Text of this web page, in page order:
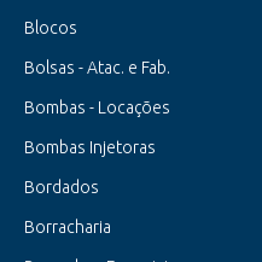
Blocos
Bolsas - Atac. e Fab.
Bombas - Locações
Bombas Injetoras
Bordados
Borracharia